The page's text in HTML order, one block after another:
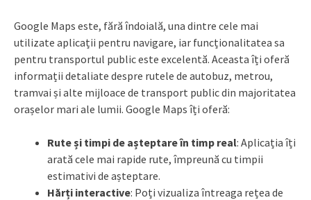
Google Maps este, fără îndoială, una dintre cele mai
utilizate aplicații pentru navigare, iar funcționalitatea sa
pentru transportul public este excelentă. Aceasta îți oferă
informații detaliate despre rutele de autobuz, metrou,
tramvai și alte mijloace de transport public din majoritatea
orașelor mari ale lumii. Google Maps îți oferă:
Rute și timpi de așteptare în timp real: Aplicația îți
arată cele mai rapide rute, împreună cu timpii
estimativi de așteptare.
Hărți interactive: Poți vizualiza întreaga rețea de